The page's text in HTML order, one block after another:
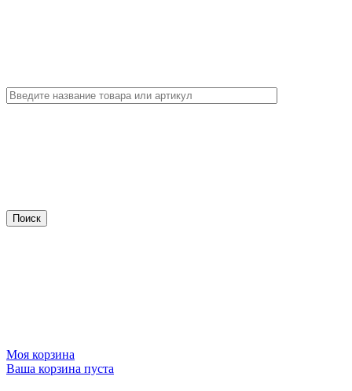
Моя корзина
Ваша корзина пуста